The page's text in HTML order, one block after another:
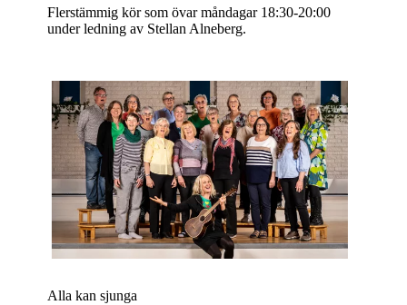
Flerstämmig kör som övar måndagar 18:30-20:00
under ledning av Stellan Alneberg.
Alla kan sjunga